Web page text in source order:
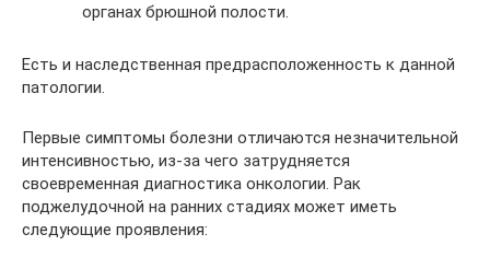
органах брюшной полости.
Есть и наследственная предрасположенность к данной
патологии.
Первые симптомы болезни отличаются незначительной
интенсивностью, из-за чего затрудняется
своевременная диагностика онкологии. Рак
поджелудочной на ранних стадиях может иметь
следующие проявления: